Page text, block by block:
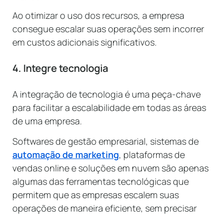
Ao otimizar o uso dos recursos, a empresa
consegue escalar suas operações sem incorrer
em custos adicionais significativos.
4. Integre tecnologia
A integração de tecnologia é uma peça-chave
para facilitar a escalabilidade em todas as áreas
de uma empresa.
Softwares de gestão empresarial, sistemas de
automação de marketing, plataformas de
vendas online e soluções em nuvem são apenas
algumas das ferramentas tecnológicas que
permitem que as empresas escalem suas
operações de maneira eficiente, sem precisar